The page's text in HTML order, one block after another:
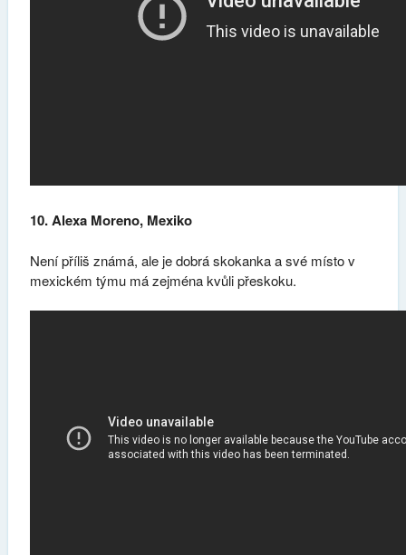
10. Alexa Moreno, Mexiko
Není příliš známá, ale je dobrá skokanka a své místo v
mexickém týmu má zejména kvůli přeskoku.